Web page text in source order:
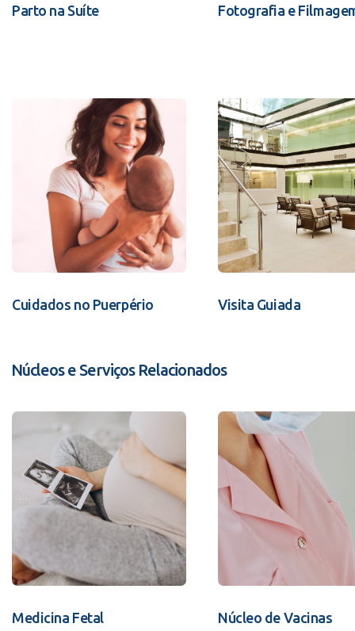
Parto na Suíte Fotografia e
Cuidados no Puerpério Visita Guiada
Núcleos e Serviços Relacionados
Medicina Fetal Núcleo de Vacinas